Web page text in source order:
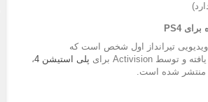
ویدیویی تیرانداز اول شخص است که
پلی استیشن 4
،
منتشر شده است.